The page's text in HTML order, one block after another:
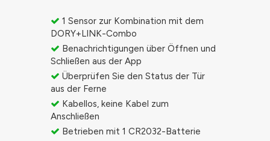
1 Sensor zur Kombination mit dem
DORY+LINK-Combo
Benachrichtigungen über Öffnen und
Schließen aus der App
Überprüfen Sie den Status der Tür
aus der Ferne
Kabellos, keine Kabel zum
Anschließen
Betrieben mit 1 CR2032-Batterie